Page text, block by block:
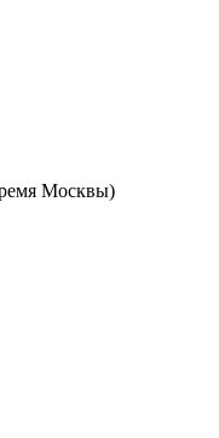
Москвы)